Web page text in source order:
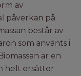
av
påverkan på
består av
som använts i
är en
helt ersätter